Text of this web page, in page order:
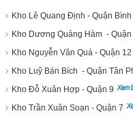
Kho Lê Quang Định - Quận Bình
Kho Dương Quảng Hàm - Quận
Kho Nguyễn Văn Quá - Quận 12
Kho Luỹ Bán Bích - Quận Tân
Kho Đỗ Xuân Hợp - Quận 9
Kho Trần Xuân Soạn - Quận 7